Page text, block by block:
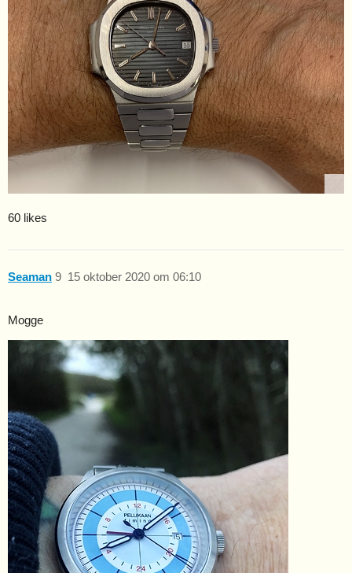
60 likes
Seaman 15 oktober 2020 om 06:10
9
Mogge